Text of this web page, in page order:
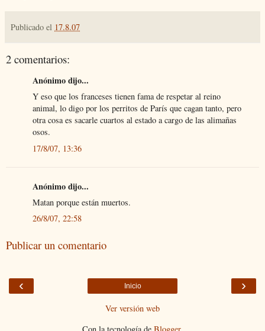
Publicado el 17.8.07
2 comentarios:
Anónimo dijo...
Y eso que los franceses tienen fama de respetar al reino
animal, lo digo por los perritos de París que cagan tanto, pero
otra cosa es sacarle cuartos al estado a cargo de las alimañas
osos.
17/8/07, 13:36
Anónimo dijo...
Matan porque están muertos.
26/8/07, 22:58
Publicar un comentario
‹ ›
Inicio
Ver versión web